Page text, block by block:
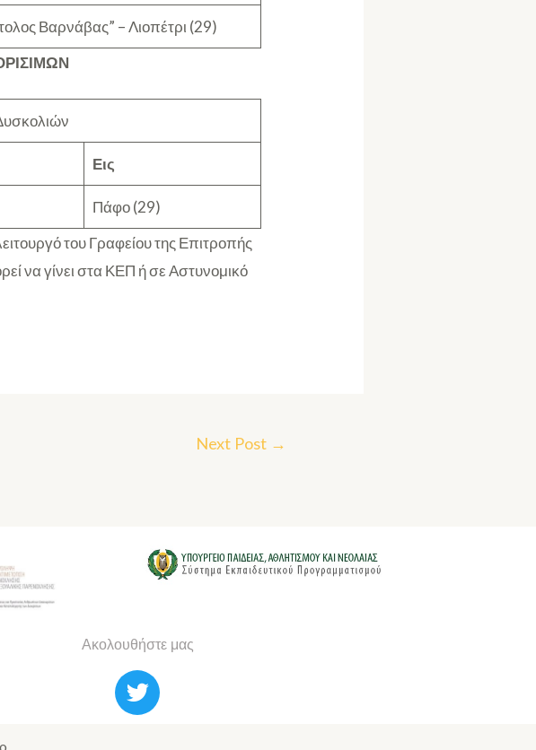
Βαρνάβας” – Λιοπέτρι (29)
Εις
Πάφο (29)
του Γραφείου της Επιτροπής
να γίνει στα ΚΕΠ ή σε Αστυνομικό
Next Post →
Ακολουθήστε μας